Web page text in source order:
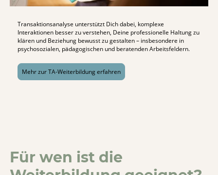
Transaktionsanalyse unterstützt Dich dabei, komplexe
Interaktionen besser zu verstehen, Deine professionelle Haltung zu
klären und Beziehung bewusst zu gestalten – insbesondere in
psychosozialen, pädagogischen und beratenden Arbeitsfeldern.
Mehr zur TA-Weiterbildung erfahren
Für wen ist die